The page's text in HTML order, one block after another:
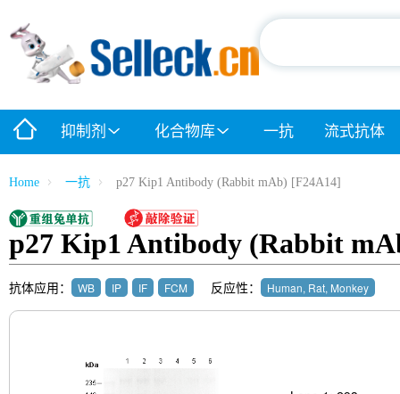
抑制剂 化合物库 一抗 流式抗体
Home 一抗 p27 Kip1 Antibody (Rabbit mAb) [F24A14]
p27 Kip1 Antibody (Rabbit
抗体应用： WB IP IF FCM 反应性： Human, Rat, Monkey